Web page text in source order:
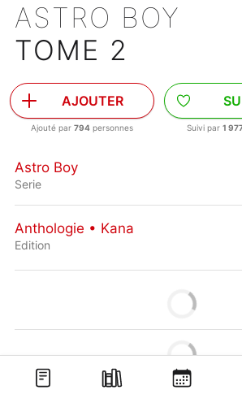
ASTRO BOY
TOME 2
AJOUTER
Ajouté par 794 personnes Suivi par 1
Astro Boy
Serie
Anthologie • Kana
Edition